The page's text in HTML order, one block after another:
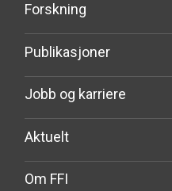
Forskning
Publikasjoner
Jobb og karriere
Aktuelt
Om FFI